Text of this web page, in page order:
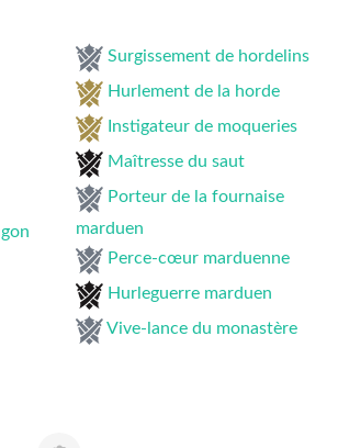
Surgissement de hordelins
Hurlement de la horde
Instigateur de moqueries
Maîtresse du saut
Porteur de la fournaise
marduen
Perce-cœur marduenne
Hurleguerre marduen
Vive-lance du monastère